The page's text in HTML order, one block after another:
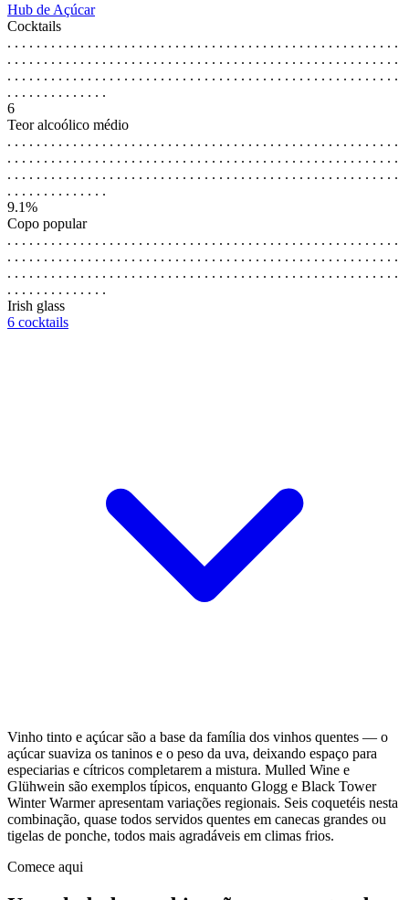
Hub de Açúcar
Cocktails
. . . . . . . . . . . . . . . . . . . . . . . . . . . . . . . . . . . . . . . . . . . . . . . . . . . . . .
. . . . . . . . . . . . . . . . . . . . . . . . . . . . . . . . . . . . . . . . . . . . . . . . . . . . . .
. . . . . . . . . . . . . . . . . . . . . . . . . . . . . . . . . . . . . . . . . . . . . . . . . . . . . .
. . . . . . . . . . . . . .
6
Teor alcoólico médio
. . . . . . . . . . . . . . . . . . . . . . . . . . . . . . . . . . . . . . . . . . . . . . . . . . . . . .
. . . . . . . . . . . . . . . . . . . . . . . . . . . . . . . . . . . . . . . . . . . . . . . . . . . . . .
. . . . . . . . . . . . . . . . . . . . . . . . . . . . . . . . . . . . . . . . . . . . . . . . . . . . . .
. . . . . . . . . . . . . .
9.1%
Copo popular
. . . . . . . . . . . . . . . . . . . . . . . . . . . . . . . . . . . . . . . . . . . . . . . . . . . . . .
. . . . . . . . . . . . . . . . . . . . . . . . . . . . . . . . . . . . . . . . . . . . . . . . . . . . . .
. . . . . . . . . . . . . . . . . . . . . . . . . . . . . . . . . . . . . . . . . . . . . . . . . . . . . .
. . . . . . . . . . . . . .
Irish glass
6 cocktails
Vinho tinto e açúcar são a base da família dos vinhos quentes — o
açúcar suaviza os taninos e o peso da uva, deixando espaço para
especiarias e cítricos completarem a mistura. Mulled Wine e
Glühwein são exemplos típicos, enquanto Glogg e Black Tower
Winter Warmer apresentam variações regionais. Seis coquetéis nesta
combinação, quase todos servidos quentes em canecas grandes ou
tigelas de ponche, todos mais agradáveis em climas frios.
Comece aqui